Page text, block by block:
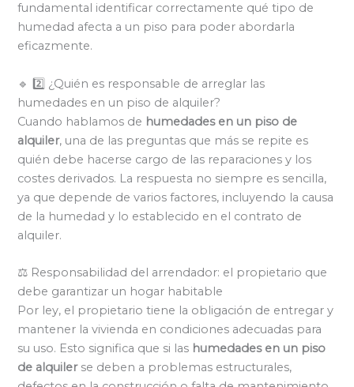
fundamental identificar correctamente qué tipo de
humedad afecta a un piso para poder abordarla
eficazmente.
🔹 2️⃣ ¿Quién es responsable de arreglar las
humedades en un piso de alquiler?
Cuando hablamos de humedades en un piso de
alquiler, una de las preguntas que más se repite es
quién debe hacerse cargo de las reparaciones y los
costes derivados. La respuesta no siempre es sencilla,
ya que depende de varios factores, incluyendo la causa
de la humedad y lo establecido en el contrato de
alquiler.
⚖️ Responsabilidad del arrendador: el propietario que
debe garantizar un hogar habitable
Por ley, el propietario tiene la obligación de entregar y
mantener la vivienda en condiciones adecuadas para
su uso. Esto significa que si las humedades en un piso
de alquilerse deben a problemas estructurales,